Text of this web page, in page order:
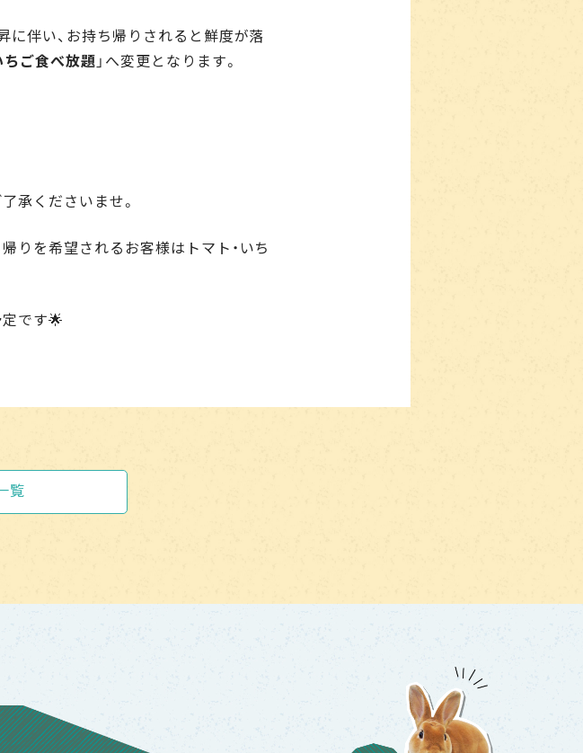
に伴い、お持ち帰りされると鮮度が落
ちご食べ放題 」へ変更となります。
承くださいませ。
りを希望されるお客様はトマト・いち
です🌟
覧